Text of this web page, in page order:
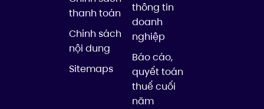
thanh toán
Chính sách
nội dung
Sitemaps
thông tin
doanh
nghiệp
Báo cáo,
quyết toán
thuế cuối
năm